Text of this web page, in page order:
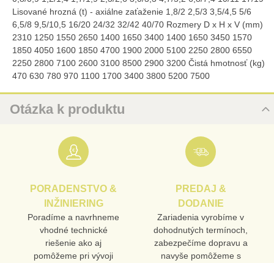
Lisované hrozná (t) - axiálne zaťaženie 1,8/2 2,5/3 3,5/4,5 5/6
6,5/8 9,5/10,5 16/20 24/32 32/42 40/70 Rozmery D x H x V (mm)
2310 1250 1550 2650 1400 1650 3400 1400 1650 3450 1570
1850 4050 1600 1850 4700 1900 2000 5100 2250 2800 6550
2250 2800 7100 2600 3100 8500 2900 3200 Čistá hmotnosť (kg)
470 630 780 970 1100 1700 3400 3800 5200 7500
Otázka k produktu
PRODUKTPORADENSTVO &
INŽINIERING
Poradíme a navrhneme
vhodné technické
riešenie ako aj
pomôžeme pri vývoji
PREDAJ &
DODANIE
Zariadenia vyrobíme v
dohodnutých termínoch,
zabezpečíme dopravu a
navyše pomôžeme s